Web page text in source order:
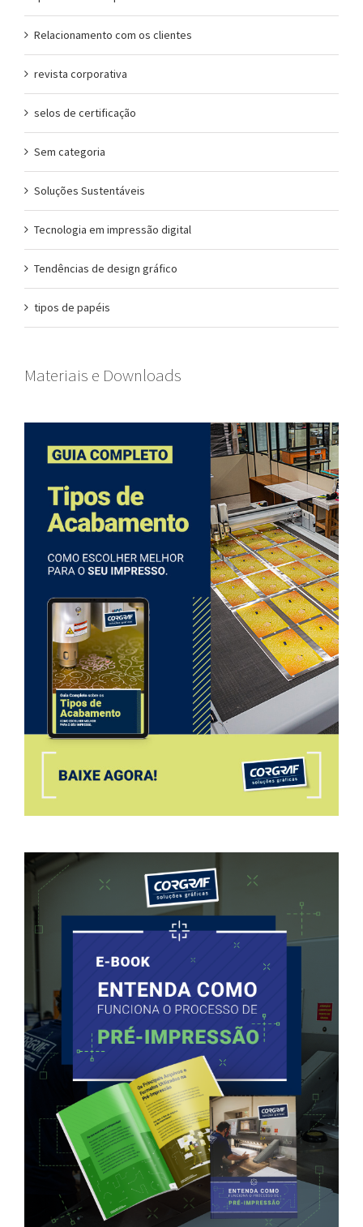
Relacionamento com os clientes
revista corporativa
selos de certificação
Sem categoria
Soluções Sustentáveis
Tecnologia em impressão digital
Tendências de design gráfico
tipos de papéis
Materiais e Downloads